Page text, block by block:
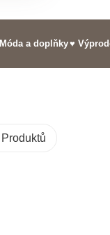
Móda a doplňky♥
Produktů